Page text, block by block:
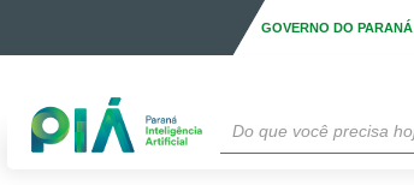
GOVERNO DO PARANÁ